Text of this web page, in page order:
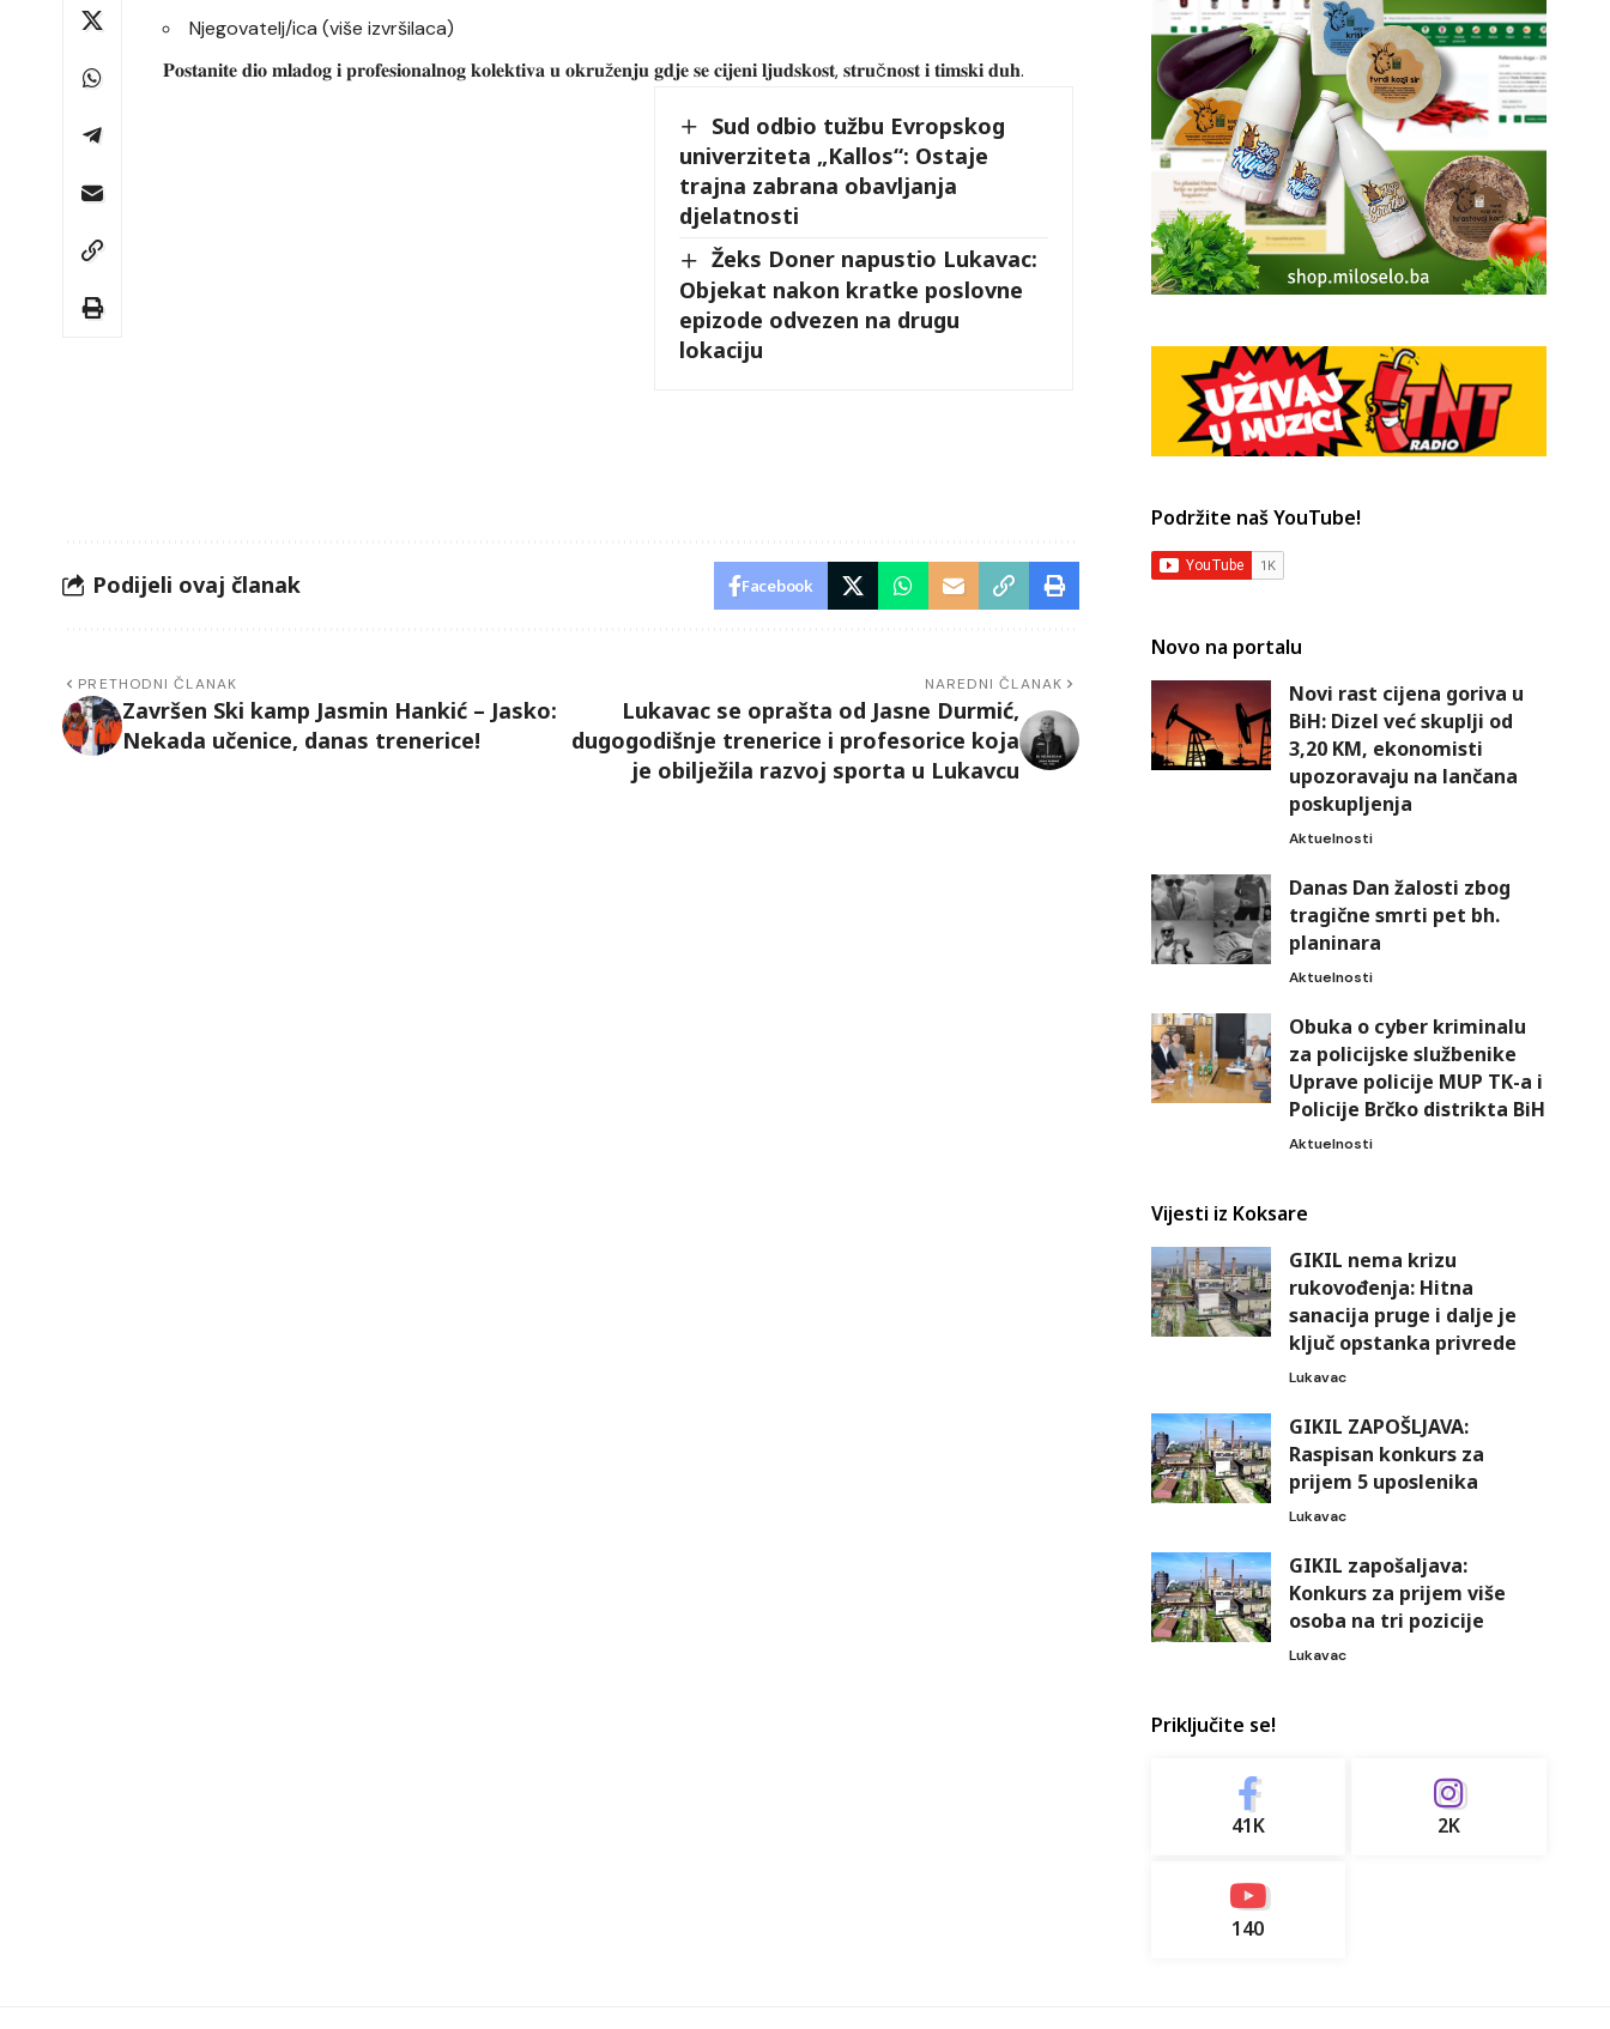
Njegovatelj/ica (više izvršilaca)
𝐏𝐨𝐬𝐭𝐚𝐧𝐢𝐭𝐞 𝐝𝐢𝐨 𝐦𝐥𝐚𝐝𝐨𝐠 𝐢 𝐩𝐫𝐨𝐟𝐞𝐬𝐢𝐨𝐧𝐚𝐥𝐧𝐨𝐠 𝐤𝐨𝐥𝐞𝐤𝐭𝐢𝐯𝐚 𝐮 𝐨𝐤𝐫𝐮ž𝐞𝐧𝐣𝐮 𝐠𝐝𝐣𝐞 𝐬𝐞 𝐜𝐢𝐣𝐞𝐧𝐢 𝐥𝐣𝐮𝐝𝐬𝐤𝐨𝐬𝐭, 𝐬𝐭𝐫𝐮č𝐧𝐨𝐬𝐭 𝐢 𝐭𝐢𝐦𝐬𝐤𝐢 𝐝𝐮𝐡.
Sud odbio tužbu Evropskog
univerziteta „Kallos“: Ostaje
trajna zabrana obavljanja
djelatnosti
Žeks Doner napustio Lukavac:
Objekat nakon kratke poslovne
epizode odvezen na drugu
lokaciju
Podijeli ovaj članak Facebook
PRETHODNI ČLANAK
Završen Ski kamp Jasmin Hankić – Jasko:
Nekada učenice, danas trenerice!
NAREDNI ČLANAK
Lukavac se oprašta od Jasne Durmić,
dugogodišnje trenerice i profesorice koja
je obilježila razvoj sporta u Lukavcu
Podržite naš YouTube!
Novo na portalu
Novi rast cijena goriva u
BiH: Dizel već skuplji od
3,20 KM, ekonomisti
upozoravaju na lančana
poskupljenja
Aktuelnosti
Danas Dan žalosti zbog
tragične smrti pet bh.
planinara
Aktuelnosti
Obuka o cyber kriminalu
za policijske službenike
Uprave policije MUP TK-a i
Policije Brčko distrikta BiH
Aktuelnosti
Vijesti iz Koksare
GIKIL nema krizu
rukovođenja: Hitna
sanacija pruge i dalje je
ključ opstanka privrede
Lukavac
GIKIL ZAPOŠLJAVA:
Raspisan konkurs za
prijem 5 uposlenika
Lukavac
GIKIL zapošaljava:
Konkurs za prijem više
osoba na tri pozicije
Lukavac
Priključite se!
41K 2K
140